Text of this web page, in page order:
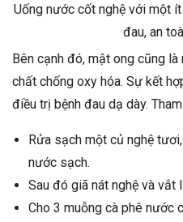
Uống nước cốt nghệ với một
đau, an
Bên cạnh đó, mật ong cũng
chất chống oxy hóa. Sự kết
điều trị bệnh đau dạ dày.
Rửa sạch một củ nghệ
nước sạch.
Sau đó giã nát nghệ và vắt
Cho 3 muỗng cà phê nước